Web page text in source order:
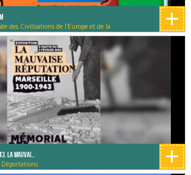
des Civilisations de l'Europe et de la
+
La mauvai...
Déportations +